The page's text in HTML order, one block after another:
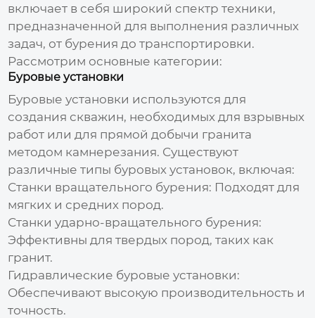
включает в себя широкий спектр техники,
предназначенной для выполнения различных
задач, от бурения до транспортировки.
Рассмотрим основные категории:
Буровые установки
Буровые установки используются для
создания скважин, необходимых для взрывных
работ или для прямой добычи гранита
методом камнерезания. Существуют
различные типы буровых установок, включая:
Станки вращательного бурения: Подходят для
мягких и средних пород.
Станки ударно-вращательного бурения:
Эффективны для твердых пород, таких как
гранит.
Гидравлические буровые установки:
Обеспечивают высокую производительность и
точность.